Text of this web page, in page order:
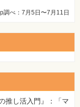
べ：7月5日〜7月11日
推し活入門』：「マ